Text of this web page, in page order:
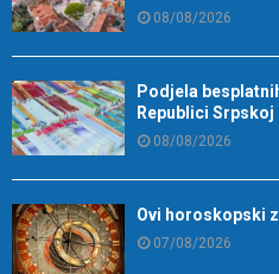
08/08/2026
Podjela
Republici Srpskoj
08/08/2026
Ovi horoskopski
07/08/2026